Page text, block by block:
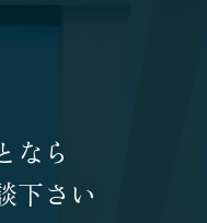
なら
下さい